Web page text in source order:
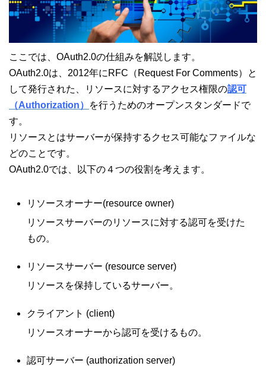
ここでは、OAuth2.0の仕組みを解説します。
OAuth2.0は、2012年にRFC（Request For Comments）と
して発行された、リソースに対するアクセス権限の認可
（Authorization）
を行うためのオープンスタンダードで
す。
リソースとはサーバーが保持するクセス可能なファイルな
どのことです。
OAuth2.0では、以下の４つの役割を考えます。
リソースオーナー(resource owner)
リソースサーバーのリソースに対する認可を受けた
もの。
リソースサーバー (resource server)
リソースを保持しているサーバー。
クライアント (client)
リソースオーナーから認可を受けるもの。
認可サーバー (authorization server)